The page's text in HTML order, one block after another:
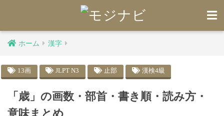
ホーム 漢字
13画 JLPT N3 止部 漢検4級
「歳」の画数・部首・書き順・読み方・
意味まとめ